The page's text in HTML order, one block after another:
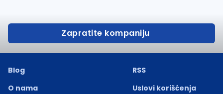
Zapratite kompaniju
Blog
O nama
RSS
Uslovi korišćenja